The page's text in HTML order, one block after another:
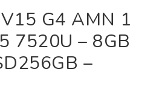
G4 AMN 1
7520U – 8GB
–